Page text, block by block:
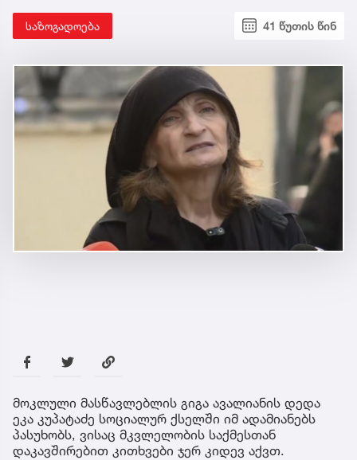
საზოგადოება 41 წუთის წინ
მოკლული მასწავლებლის გიგა ავალიანის დედა
ეკა კუპატაძე სოციალურ ქსელში იმ ადამიანებს
პასუხობს, ვისაც მკვლელობის საქმესთან
დაკავშირებით კითხვები ჯერ კიდევ აქვთ.